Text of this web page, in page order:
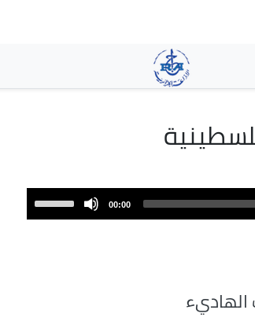
00:00
الهاديء